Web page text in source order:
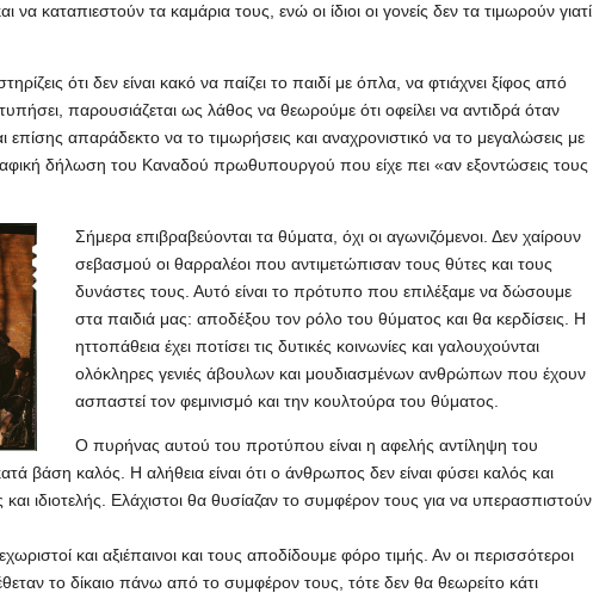
καταπιεστούν τα καμάρια τους, ενώ οι ίδιοι οι γονείς δεν τα τιμωρούν γιατί
ότι δεν είναι κακό να παίζει το παιδί με όπλα, να φτιάχνει ξίφος από
παρουσιάζεται ως λάθος να θεωρούμε ότι οφείλει να αντιδρά όταν
επίσης απαράδεκτο να το τιμωρήσεις και αναχρονιστικό να το μεγαλώσεις με
δήλωση του Καναδού πρωθυπουργού που είχε πει «αν εξοντώσεις τους
Σήμερα επιβραβεύονται τα θύματα, όχι οι αγωνιζόμενοι. Δεν χαίρουν
σεβασμού οι θαρραλέοι που αντιμετώπισαν τους θύτες και τους
δυνάστες τους. Αυτό είναι το πρότυπο που επιλέξαμε να δώσουμε
στα παιδιά μας: αποδέξου τον ρόλο του θύματος και θα κερδίσεις. Η
ηττοπάθεια έχει ποτίσει τις δυτικές κοινωνίες και γαλουχούνται
ολόκληρες γενιές άβουλων και μουδιασμένων ανθρώπων που έχουν
ασπαστεί τον φεμινισμό και την κουλτούρα του θύματος.
Ο πυρήνας αυτού του προτύπου είναι η αφελής αντίληψη του
βάση καλός. Η αλήθεια είναι ότι ο άνθρωπος δεν είναι φύσει καλός και
και ιδιοτελής. Ελάχιστοι θα θυσίαζαν το συμφέρον τους για να υπερασπιστούν
και αξιέπαινοι και τους αποδίδουμε φόρο τιμής. Αν οι περισσότεροι
το δίκαιο πάνω από το συμφέρον τους, τότε δεν θα θεωρείτο κάτι